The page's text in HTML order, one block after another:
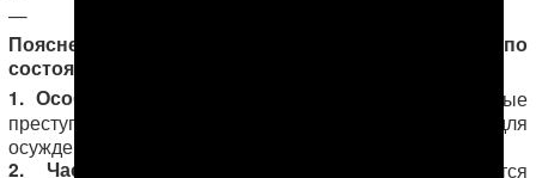
—
Пояснения к снимку. Данные приведены по
состоянию на 2009 год. Возможны изменения.
1. Особый режим.
Здесь содержатся особо опасные
преступники и рецидивисты. На территории колонии для
осужденных имеется спортивная площадка.
2. Часть внутренних войск.
В ней находятся